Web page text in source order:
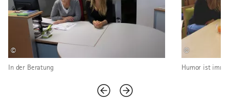
©
In der Beratung
©
Humor ist